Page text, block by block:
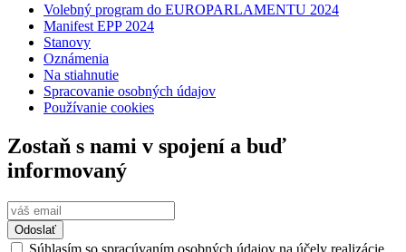
Volebný program do EUROPARLAMENTU 2024
Manifest EPP 2024
Stanovy
Oznámenia
Na stiahnutie
Spracovanie osobných údajov
Používanie cookies
Zostaň s nami v spojení a buď
informovaný
Odoslať
Súhlasím so spracúvaním osobných údajov na účely realizácie